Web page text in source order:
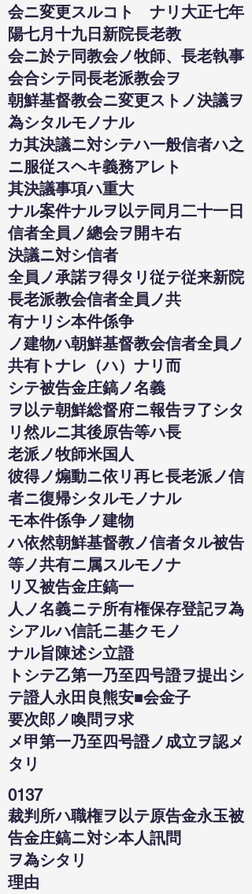
会ニ変更スルコトゝナリ大正七年
陽七月十九日新院長老教
会ニ於テ同教会ノ牧師、長老執事
会合シテ同長老派教会ヲ
朝鮮基督教会ニ変更ストノ決議ヲ
為シタルモノナル
カ其決議ニ対シテハ一般信者ハ之
ニ服従スヘキ義務アレト
其決議事項ハ重大
ナル案件ナルヲ以テ同月二十一日
信者全員ノ總会ヲ開キ右
決議ニ対シ信者
全員ノ承諾ヲ得タリ従テ従来新院
長老派教会信者全員ノ共
有ナリシ本件係争
ノ建物ハ朝鮮基督教会信者全員ノ
共有トナレ（ハ）ナリ而
シテ被告金庄鎬ノ名義
ヲ以テ朝鮮総督府ニ報告ヲ了シタ
リ然ルニ其後原告等ハ長
老派ノ牧師米国人
彼得ノ煽動ニ依リ再ヒ長老派ノ信
者ニ復帰シタルモノナル
モ本件係争ノ建物
ハ依然朝鮮基督教ノ信者タル被告
等ノ共有ニ属スルモノナ
リ又被告金庄鎬一
人ノ名義ニテ所有権保存登記ヲ為
シアルハ信託ニ基クモノ
ナル旨陳述シ立證
トシテ乙第一乃至四号證ヲ提出シ
テ證人永田良熊安■会金子
要次郎ノ喚問ヲ求
メ甲第一乃至四号證ノ成立ヲ認メ
タリ
0137
裁判所ハ職権ヲ以テ原告金永玉被
告金庄鎬ニ対シ本人訊問
ヲ為シタリ
理由